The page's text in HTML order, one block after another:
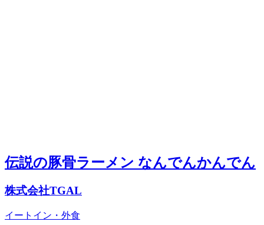
伝説の豚骨ラーメン なんでんかんでん
株式会社TGAL
イートイン・外食